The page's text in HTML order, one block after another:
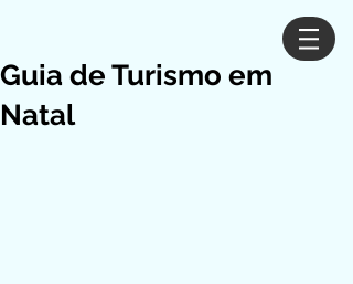
Guia de Turismo em
Natal